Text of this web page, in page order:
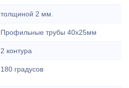
толщиной 2 мм.
Профильные трубы 40х25мм
2 контура
180 градусов